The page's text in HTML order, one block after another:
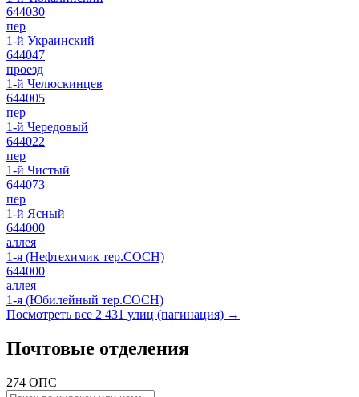
644030
пер
1-й Украинский
644047
проезд
1-й Челюскинцев
644005
пер
1-й Чередовый
644022
пер
1-й Чистый
644073
пер
1-й Ясный
644000
аллея
1-я (Нефтехимик тер.СОСН)
644000
аллея
1-я (Юбилейный тер.СОСН)
Посмотреть все 2 431 улиц (пагинация) →
Почтовые отделения
274 ОПС